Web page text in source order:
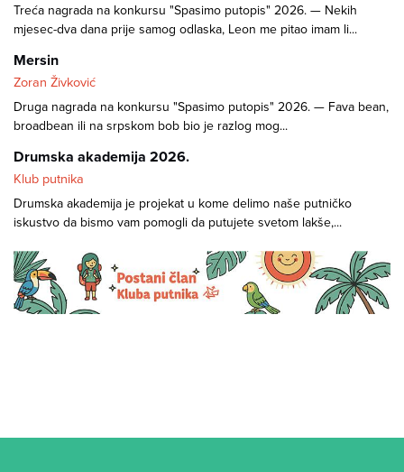
Treća nagrada na konkursu "Spasimo putopis" 2026. — Nekih
mjesec-dva dana prije samog odlaska, Leon me pitao imam li...
Mersin
Zoran Živković
Druga nagrada na konkursu "Spasimo putopis" 2026. — Fava bean,
broadbean ili na srpskom bob bio je razlog mog...
Drumska akademija 2026.
Klub putnika
Drumska akademija je projekat u kome delimo naše putničko
iskustvo da bismo vam pomogli da putujete svetom lakše,...